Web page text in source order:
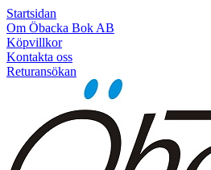
Startsidan
Om Öbacka Bok AB
Köpvillkor
Kontakta oss
Returansökan